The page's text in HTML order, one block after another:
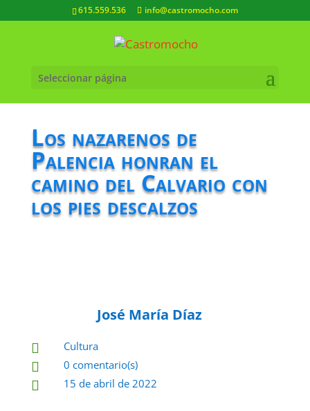
615.559.536 info@castromocho.com
Seleccionar página
Los nazarenos de
Palencia honran el
camino del Calvario con
los pies descalzos
José María Díaz
 Cultura
 0 comentario(s)
 15 de abril de 2022